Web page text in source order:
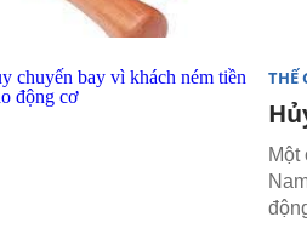
THẾ
Một